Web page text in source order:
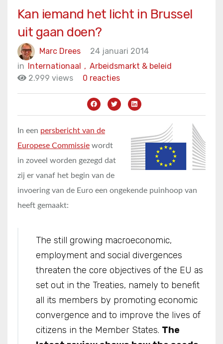
Kan iemand het licht in Brussel
uit gaan doen?
Marc Drees
24 januari 2014
in
Arbeidsmarkt & beleid
Internationaal ,
2.999 views
0 reacties
In een persbericht van de
Europese Commissie wordt
in zoveel worden gezegd dat
zij er vanaf het begin van de
invoering van de Euro een ongekende puinhoop van
heeft gemaakt:
The still growing macroeconomic,
employment and social divergences
threaten the core objectives of the EU as
set out in the Treaties, namely to benefit
all its members by promoting economic
convergence and to improve the lives of
citizens in the Member States. The